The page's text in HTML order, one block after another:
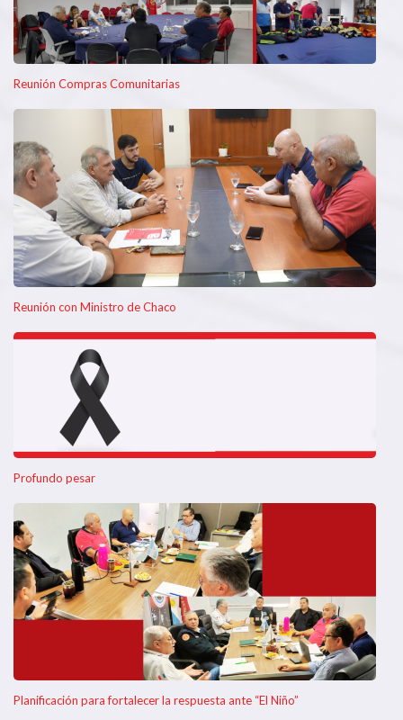
Reunión Compras Comunitarias
Reunión con Ministro de Chaco
Profundo pesar
Planificación para fortalecer la respuesta ante “El Niño”